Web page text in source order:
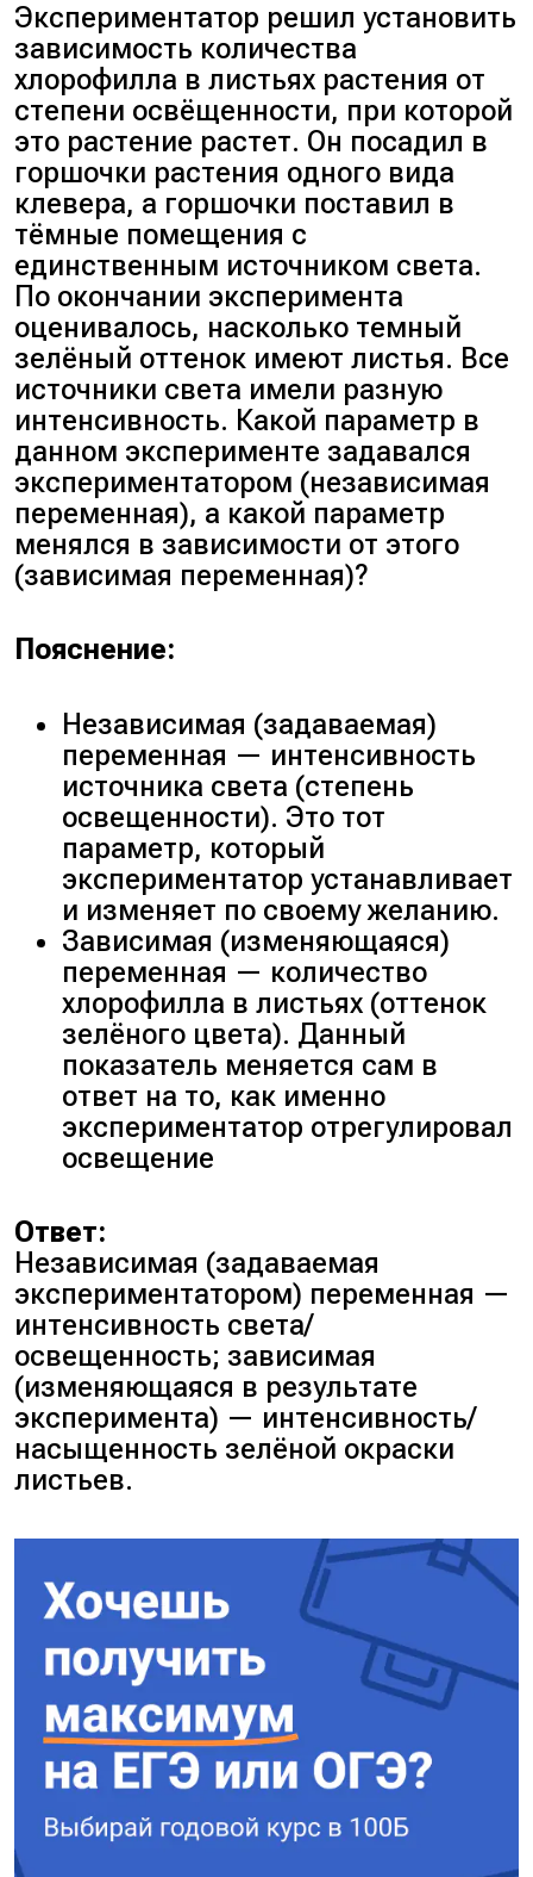
Экспериментатор решил установить
зависимость количества
хлорофилла в листьях растения от
степени освёщенности, при которой
это растение растет. Он посадил в
горшочки растения одного вида
клевера, а горшочки поставил в
тёмные помещения с
единственным источником света.
По окончании эксперимента
оценивалось, насколько темный
зелёный оттенок имеют листья. Все
источники света имели разную
интенсивность. Какой параметр в
данном эксперименте задавался
экспериментатором (независимая
переменная), а какой параметр
менялся в зависимости от этого
(зависимая переменная)?
Пояснение:
Независимая (задаваемая)
переменная — интенсивность
источника света (степень
освещенности). Это тот
параметр, который
экспериментатор устанавливает
и изменяет по своему желанию.
Зависимая (изменяющаяся)
переменная — количество
хлорофилла в листьях (оттенок
зелёного цвета). Данный
показатель меняется сам в
ответ на то, как именно
экспериментатор отрегулировал
освещение
Ответ:
Независимая (задаваемая
экспериментатором) переменная —
интенсивность света/
освещенность; зависимая
(изменяющаяся в результате
эксперимента) — интенсивность/
насыщенность зелёной окраски
листьев.